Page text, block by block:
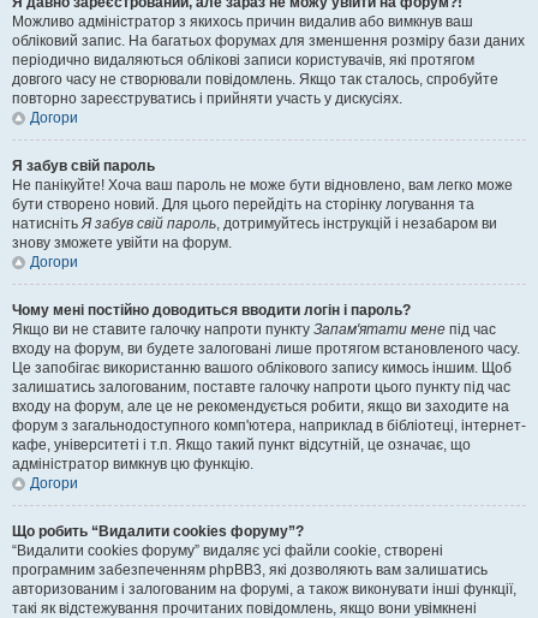
Можливо адміністратор з якихось причин видалив або вимкнув ваш
обліковий запис. На багатьох форумах для зменшення розміру бази даних
періодично видаляються облікові записи користувачів, які протягом
довгого часу не створювали повідомлень. Якщо так сталось, спробуйте
повторно зареєструватись і прийняти участь у дискусіях.
Догори
Я забув свій пароль
Не панікуйте! Хоча ваш пароль не може бути відновлено, вам легко може
бути створено новий. Для цього перейдіть на сторінку логування та
натиснітьЯ забув свій пароль, дотримуйтесь інструкцій і незабаром ви
знову зможете увійти на форум.
Догори
Чому мені постійно доводиться вводити логін і пароль?
Якщо ви не ставите галочку напроти пункту Запам'ятати мене під час
входу на форум, ви будете залоговані лише протягом встановленого часу.
Це запобігає використанню вашого облікового запису кимось іншим. Щоб
залишатись залогованим, поставте галочку напроти цього пункту під час
входу на форум, але це не рекомендується робити, якщо ви заходите на
форум з загальнодоступного комп'ютера, наприклад в бібліотеці, інтернет-
кафе, університеті і т.п. Якщо такий пункт відсутній, це означає, що
адміністратор вимкнув цю функцію.
Догори
Що робить “Видалити cookies форуму”?
“Видалити cookies форуму” видаляє усі файли cookie, створені
програмним забезпеченням phpBB3, які дозволяють вам залишатись
авторизованим і залогованим на форумі, а також виконувати інші функції,
такі як відстежування прочитаних повідомлень, якщо вони увімкнені